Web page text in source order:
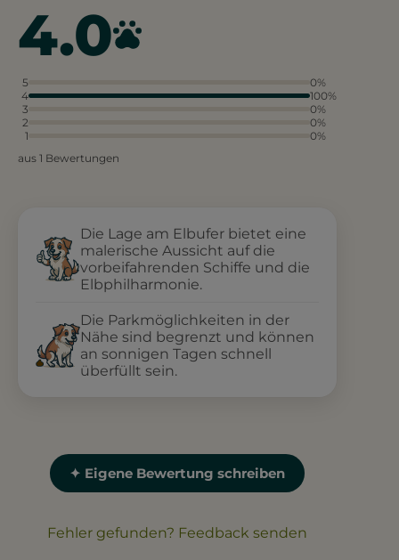
4.0
5
0%
4
100%
3
0%
2
0%
1
0%
aus 1 Bewertungen
Die Lage am Elbufer bietet eine
malerische Aussicht auf die
vorbeifahrenden Schiffe und die
Elbphilharmonie.
Die Parkmöglichkeiten in der
Nähe sind begrenzt und können
an sonnigen Tagen schnell
überfüllt sein.
✦ Eigene Bewertung schreiben
Fehler gefunden? Feedback senden